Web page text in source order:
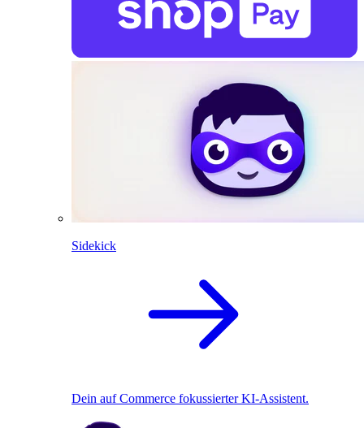
Sidekick
Dein auf Commerce fokussierter KI-Assistent.